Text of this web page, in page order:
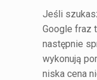
Jeśli
Google fraz
następnie
wykonują
niska cena